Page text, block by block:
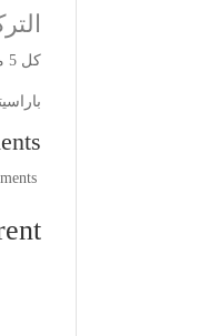
كل 5 مل تحتوي على:
باراسيتامول
comments